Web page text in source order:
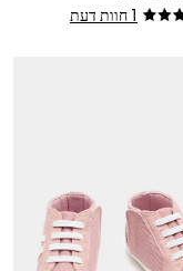
1 חוות דעת